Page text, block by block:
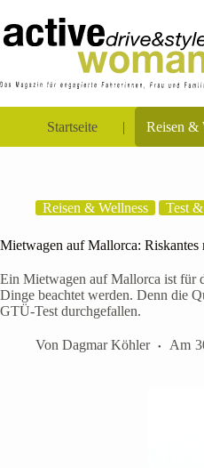
Inhalt
springen
Startseite Reisen &
Reisen & Wellness Test
Mietwagen auf Mallorca: Riskantes
Ein Mietwagen auf Mallorca ist für
Dinge beachtet werden. Denn die
GTÜ-Test durchgefallen.
Von Dagmar Köhler Am